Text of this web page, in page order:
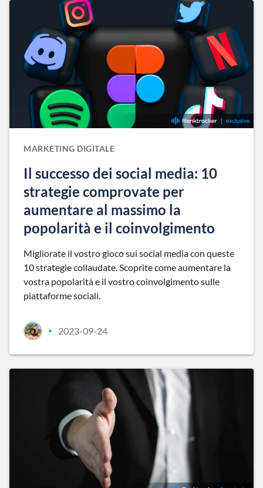
MARKETING DIGITALE
Il successo dei social media: 10
strategie comprovate per
aumentare al massimo la
popolarità e il coinvolgimento
Migliorate il vostro gioco sui social media con queste
10 strategie collaudate. Scoprite come aumentare la
vostra popolarità e il vostro coinvolgimento sulle
piattaforme sociali.
• 2023-09-24